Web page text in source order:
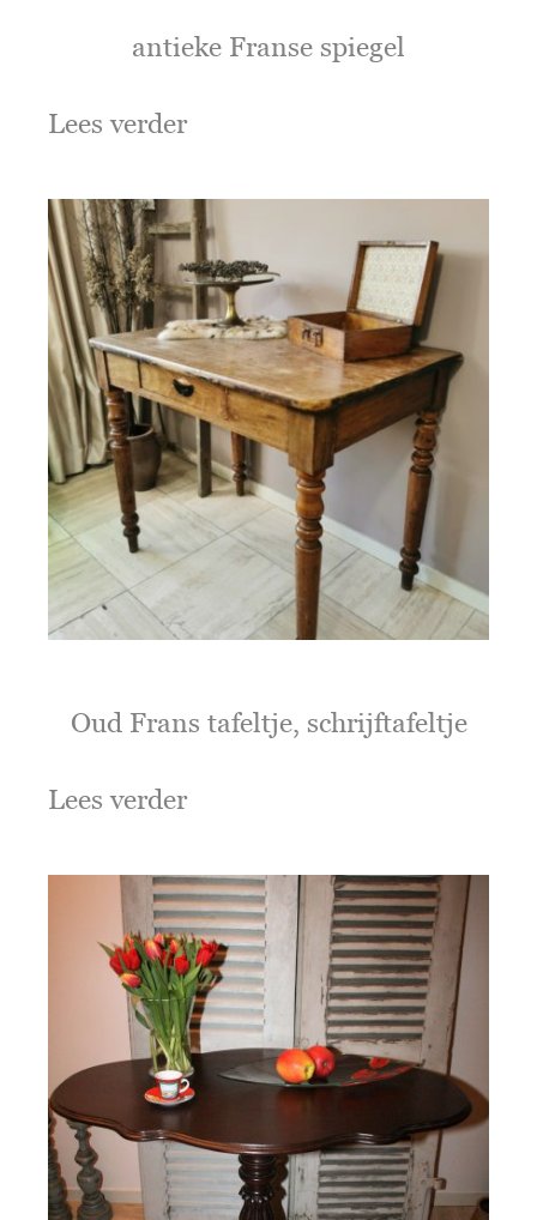
antieke Franse spiegel
Lees verder
Oud Frans tafeltje, schrijftafeltje
Lees verder